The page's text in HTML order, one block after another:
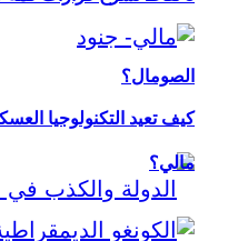
الصومال؟
كيف تعيد التكنولوجيا
مالي؟